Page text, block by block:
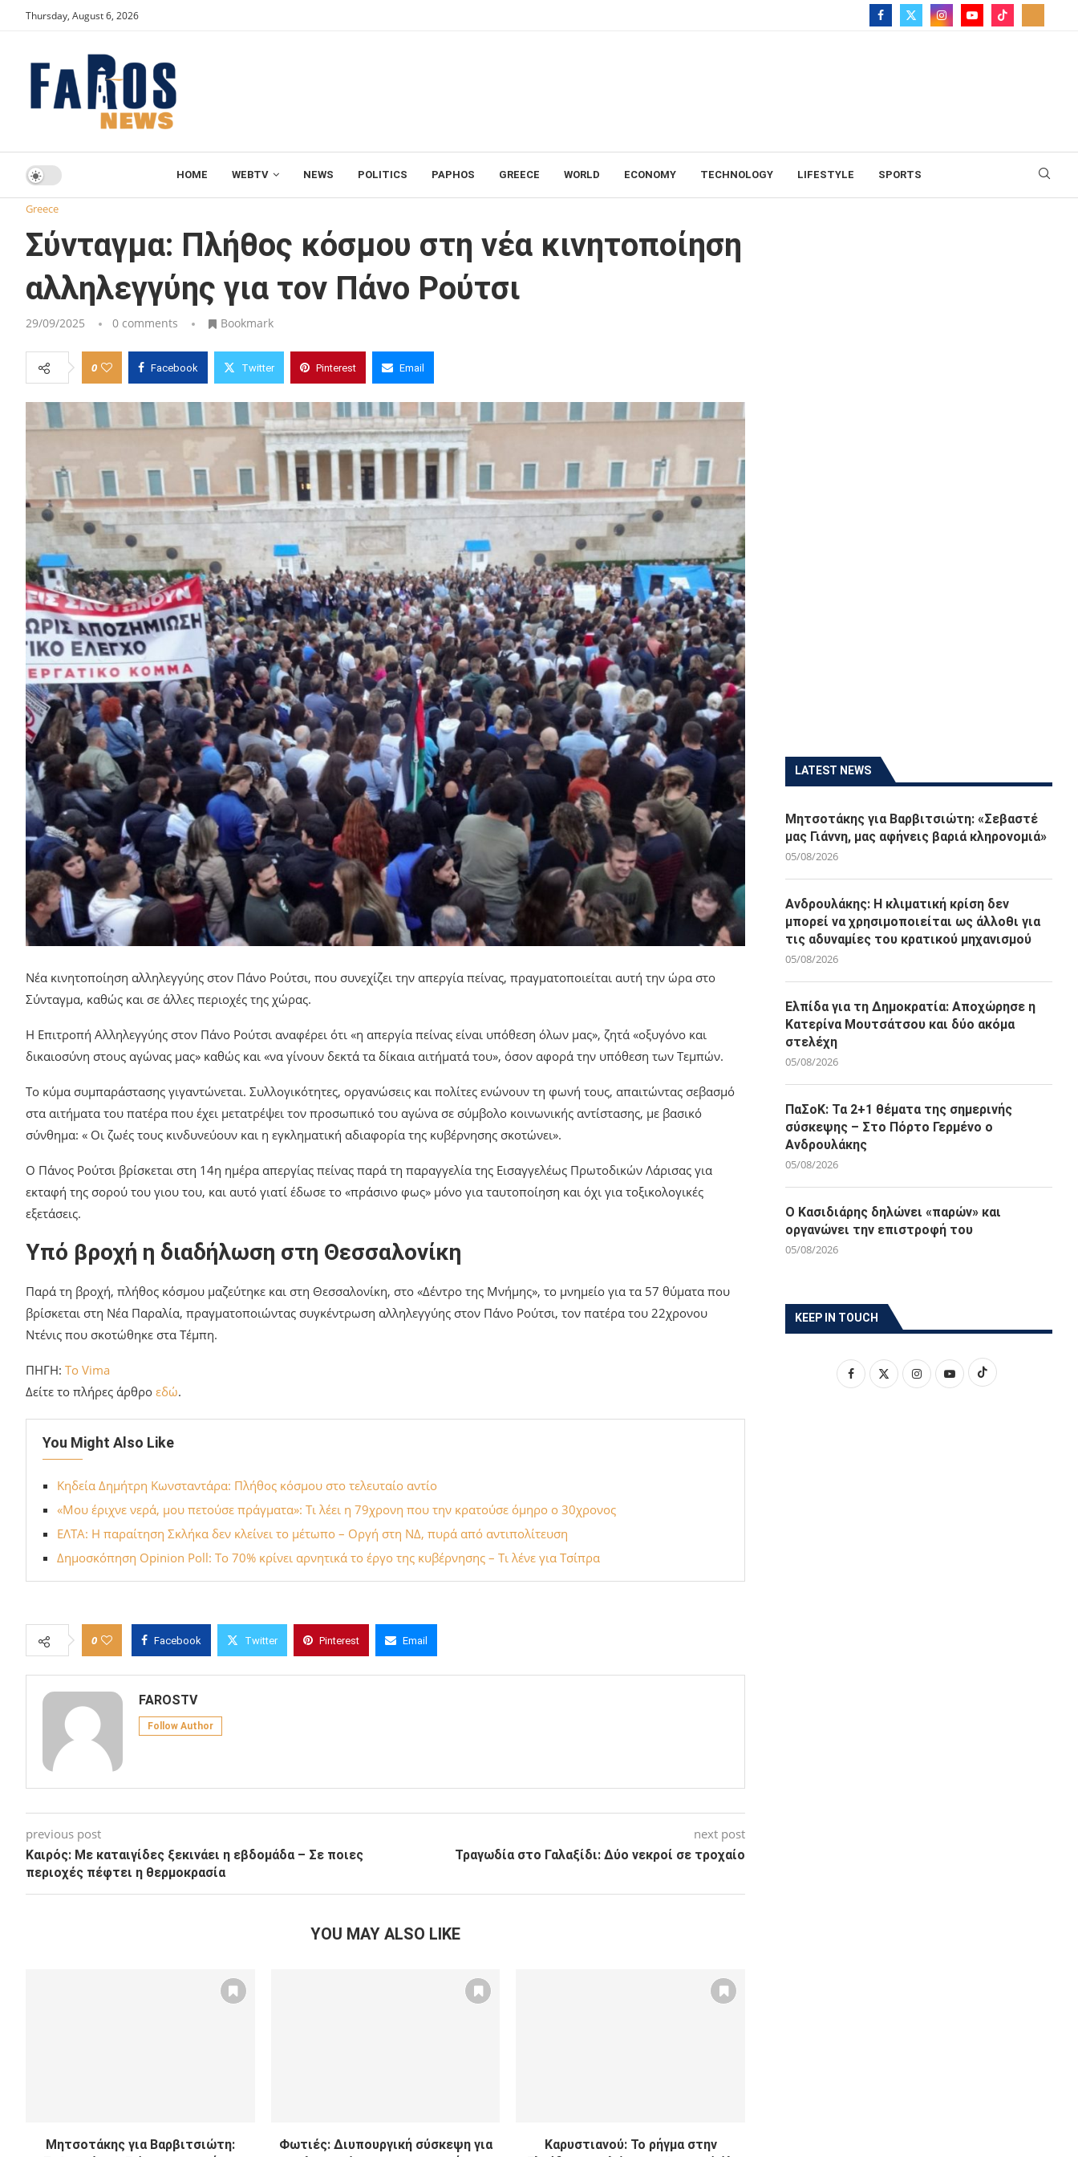
Thursday, August 6, 2026
HOME WEBTV NEWS POLITICS PAPHOS GREECE WORLD ECONOMY TECHNOLOGY LIFESTYLE SPORTS
Home Σύνταγμα: Πλήθος κόσμου στη νέα κινητοποίηση αλληλεγγύης για τον Πάνο Ρούτσι
Greece
Σύνταγμα: Πλήθος κόσμου στη νέα κινητοποίηση
αλληλεγγύης για τον Πάνο Ρούτσι
29/09/2025 0 comments Bookmark
0 Facebook Twitter Pinterest Email
Νέα κινητοποίηση αλληλεγγύης στον Πάνο Ρούτσι, που συνεχίζει την απεργία πείνας, πραγματοποιείται αυτή την ώρα στο
Σύνταγμα, καθώς και σε άλλες περιοχές της χώρας.
Η Επιτροπή Αλληλεγγύης στον Πάνο Ρούτσι αναφέρει ότι «η απεργία πείνας είναι υπόθεση όλων μας», ζητά «οξυγόνο και
δικαιοσύνη στους αγώνας μας» καθώς και «να γίνουν δεκτά τα δίκαια αιτήματά του», όσον αφορά την υπόθεση των Τεμπών.
Το κύμα συμπαράστασης γιγαντώνεται. Συλλογικότητες, οργανώσεις και πολίτες ενώνουν τη φωνή τους, απαιτώντας σεβασμό
στα αιτήματα του πατέρα που έχει μετατρέψει τον προσωπικό του αγώνα σε σύμβολο κοινωνικής αντίστασης, με βασικό
σύνθημα: « Οι ζωές τους κινδυνεύουν και η εγκληματική αδιαφορία της κυβέρνησης σκοτώνει».
Ο Πάνος Ρούτσι βρίσκεται στη 14η ημέρα απεργίας πείνας παρά τη παραγγελία της Εισαγγελέως Πρωτοδικών Λάρισας για
εκταφή της σορού του γιου του, και αυτό γιατί έδωσε το «πράσινο φως» μόνο για ταυτοποίηση και όχι για τοξικολογικές
εξετάσεις.
Υπό βροχή η διαδήλωση στη Θεσσαλονίκη
Παρά τη βροχή, πλήθος κόσμου μαζεύτηκε και στη Θεσσαλονίκη, στο «Δέντρο της Μνήμης», το μνημείο για τα 57 θύματα που
βρίσκεται στη Νέα Παραλία, πραγματοποιώντας συγκέντρωση αλληλεγγύης στον Πάνο Ρούτσι, τον πατέρα του 22χρονου
Ντένις που σκοτώθηκε στα Τέμπη.
ΠΗΓΗ: To Vima
Δείτε το πλήρες άρθρο εδώ.
You Might Also Like
Κηδεία Δημήτρη Κωνσταντάρα: Πλήθος κόσμου στο τελευταίο αντίο
«Μου έριχνε νερά, μου πετούσε πράγματα»: Τι λέει η 79χρονη που την κρατούσε όμηρο ο 30χρονος
ΕΛΤΑ: Η παραίτηση Σκλήκα δεν κλείνει το μέτωπο – Οργή στη ΝΔ, πυρά από αντιπολίτευση
Δημοσκόπηση Opinion Poll: Tο 70% κρίνει αρνητικά το έργο της κυβέρνησης – Τι λένε για Τσίπρα
0 Facebook Twitter Pinterest Email
FAROSTV
Follow Author
previous post
Καιρός: Με καταιγίδες ξεκινάει η εβδομάδα – Σε ποιες
περιοχές πέφτει η θερμοκρασία
next post
Τραγωδία στο Γαλαξίδι: Δύο νεκροί σε τροχαίο
YOU MAY ALSO LIKE
Μητσοτάκης για Βαρβιτσιώτη:
Φωτιές: Διυπουργική σύσκεψη για
Καρυστιανού: Το ρήγμα στην
LATEST NEWS
Μητσοτάκης για Βαρβιτσιώτη: «Σεβαστέ
μας Γιάννη, μας αφήνεις βαριά κληρονομιά»
05/08/2026
Ανδρουλάκης: Η κλιματική κρίση δεν
μπορεί να χρησιμοποιείται ως άλλοθι για
τις αδυναμίες του κρατικού μηχανισμού
05/08/2026
Ελπίδα για τη Δημοκρατία: Αποχώρησε η
Κατερίνα Μουτσάτσου και δύο ακόμα
στελέχη
05/08/2026
ΠαΣοΚ: Τα 2+1 θέματα της σημερινής
σύσκεψης – Στο Πόρτο Γερμένο ο
Ανδρουλάκης
05/08/2026
Ο Κασιδιάρης δηλώνει «παρών» και
οργανώνει την επιστροφή του
05/08/2026
KEEP IN TOUCH